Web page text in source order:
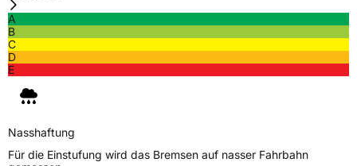
A
B
C
D
E
Nasshaftung
Für die Einstufung wird das Bremsen auf nasser Fahrbahn